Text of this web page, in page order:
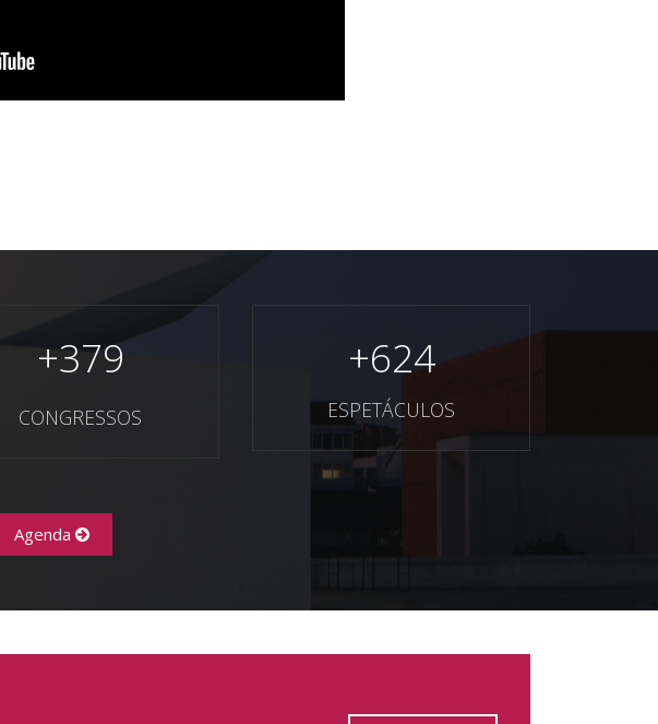
+379
CONGRESSOS
+624
ESPETÁCULOS
Agenda